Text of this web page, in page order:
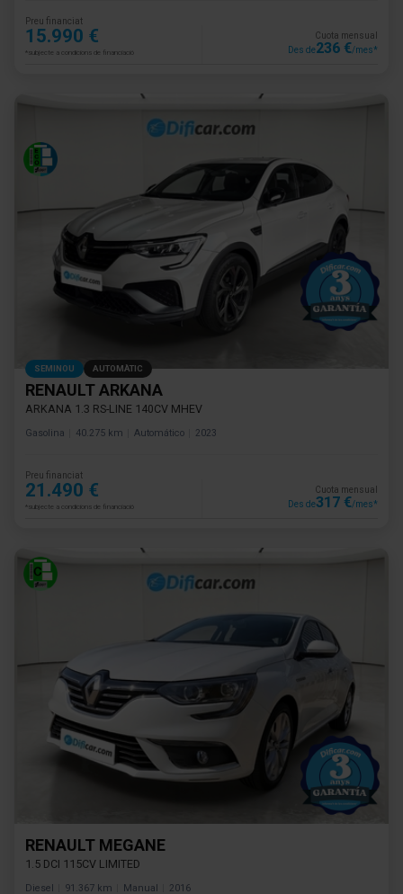
Preu financiat
15.990 €
*subjecte a condicions de financiació
Cuota mensual
Des de236 €/mes*
SEMINOU AUTOMÀTIC
RENAULT ARKANA
ARKANA 1.3 RS-LINE 140CV MHEV
Gasolina 40.275 km Automático 2023
Preu financiat
21.490 €
*subjecte a condicions de financiació
Cuota mensual
Des de317 €/mes*
RENAULT MEGANE
1.5 DCI 115CV LIMITED
Diesel 91.367 km Manual 2016